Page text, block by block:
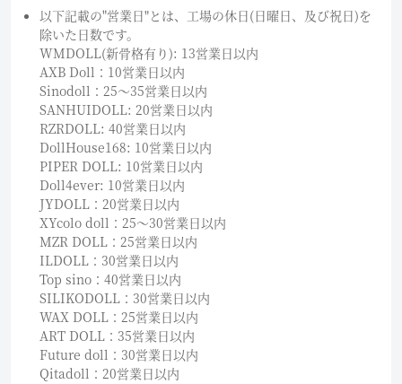
以下記載の"営業日"とは、工場の休日(日曜日、及び祝日)を
除いた日数です。
WMDOLL(新骨格有り): 13営業日以内
AXB Doll：10営業日以内
Sinodoll：25〜35営業日以内
SANHUIDOLL: 20営業日以内
RZRDOLL: 40営業日以内
DollHouse168: 10営業日以内
PIPER DOLL: 10営業日以内
Doll4ever: 10営業日以内
JYDOLL：20営業日以内
XYcolo doll：25〜30営業日以内
MZR DOLL：25営業日以内
ILDOLL：30営業日以内
Top sino：40営業日以内
SILIKODOLL：30営業日以内
WAX DOLL：25営業日以内
ART DOLL：35営業日以内
Future doll：30営業日以内
Qitadoll：20営業日以内